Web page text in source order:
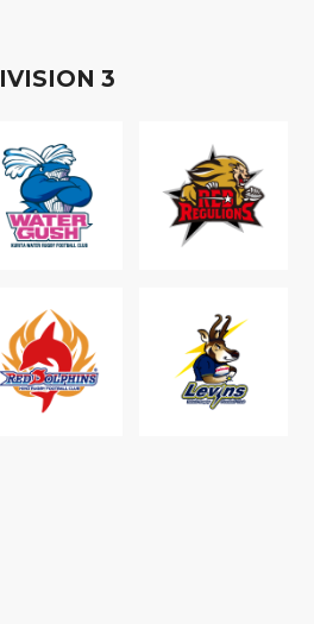
IVISION 3